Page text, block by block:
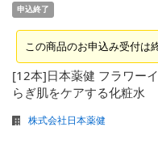
申込終了
この商品のお申込み受付は
[12本]日本薬健 フラワー
らぎ肌をケアする化粧水
株式会社日本薬健